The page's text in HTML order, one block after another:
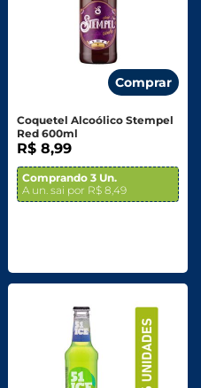
Comprar
Coquetel Alcoólico Stempel
Red 600ml
R$ 8,99
Comprando 3 Un.
A un. sai por R$ 8,49